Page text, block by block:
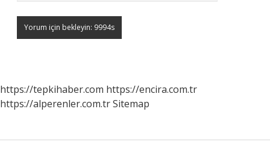
https://tepkihaber.com https://encira.com.tr
https://alperenler.com.trSitemap